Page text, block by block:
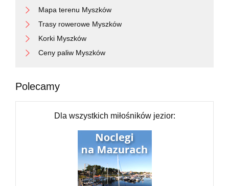
Mapa terenu Myszków
Trasy rowerowe Myszków
Korki Myszków
Ceny paliw Myszków
Polecamy
Dla wszystkich miłośników jezior: